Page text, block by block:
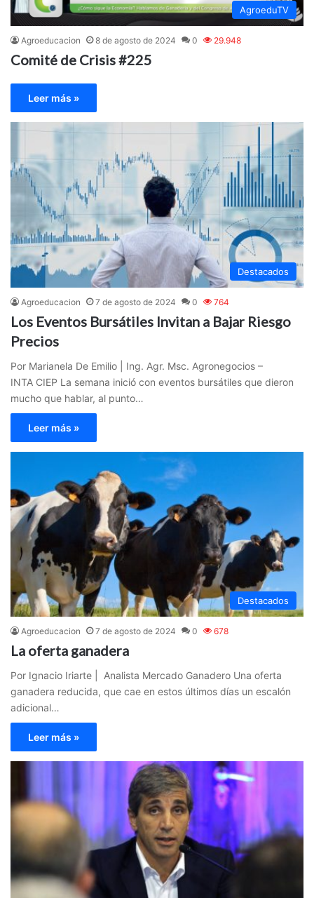
AgroeduTV
Agroeducacion 8 de agosto de 2024 0 29.948
Comité de Crisis #225
Leer más »
Destacados
Agroeducacion 7 de agosto de 2024 0 764
Los Eventos Bursátiles Invitan a Bajar Riesgo
Precios
Por Marianela De Emilio | Ing. Agr. Msc. Agronegocios –
INTA CIEP La semana inició con eventos bursátiles que dieron
mucho que hablar, al punto…
Leer más »
Destacados
Agroeducacion 7 de agosto de 2024 0 678
La oferta ganadera
Por Ignacio Iriarte | Analista Mercado Ganadero Una oferta
ganadera reducida, que cae en estos últimos días un escalón
adicional…
Leer más »